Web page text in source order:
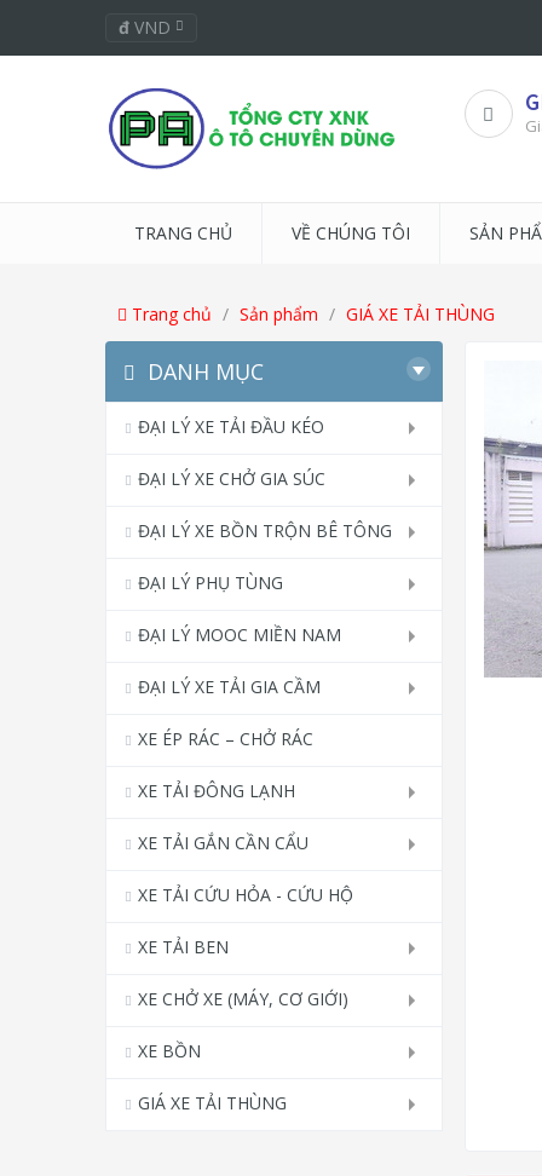
đ VND
TRANG CHỦ VỀ CHÚNG TÔI SẢN
Trang chủ Sản phẩm GIÁ XE TẢI THÙNG
DANH MỤC
ĐẠI LÝ XE TẢI ĐẦU KÉO
ĐẠI LÝ XE CHỞ GIA SÚC
ĐẠI LÝ XE BỒN TRỘN BÊ TÔNG
ĐẠI LÝ PHỤ TÙNG
ĐẠI LÝ MOOC MIỀN NAM
ĐẠI LÝ XE TẢI GIA CẦM
XE ÉP RÁC – CHỞ RÁC
XE TẢI ĐÔNG LẠNH
XE TẢI GẮN CẦN CẨU
XE TẢI CỨU HỎA - CỨU HỘ
XE TẢI BEN
XE CHỞ XE (MÁY, CƠ GIỚI)
XE BỒN
GIÁ XE TẢI THÙNG